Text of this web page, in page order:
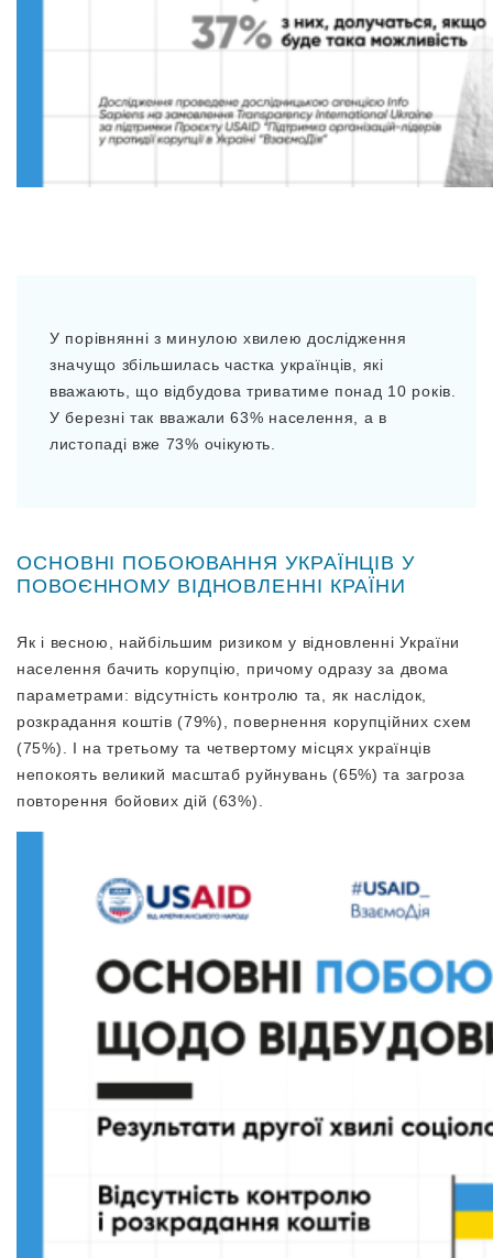
У порівнянні з минулою хвилею дослідження
значущо збільшилась частка українців, які
вважають, що відбудова триватиме понад 10 років.
У березні так вважали 63% населення, а в
листопаді вже 73% очікують.
ОСНОВНІ ПОБОЮВАННЯ УКРАЇНЦІВ У
ПОВОЄННОМУ ВІДНОВЛЕННІ КРАЇНИ
Як і весною, найбільшим ризиком у відновленні України
населення бачить корупцію, причому одразу за двома
параметрами: відсутність контролю та, як наслідок,
розкрадання коштів (79%), повернення корупційних схем
(75%). І на третьому та четвертому місцях українців
непокоять великий масштаб руйнувань (65%) та загроза
повторення бойових дій (63%).